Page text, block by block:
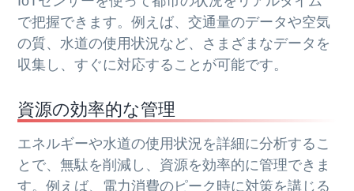
で把握できます。例えば、交通量のデータや空気
の質、水道の使用状況など、さまざまなデータを
収集し、すぐに対応することが可能です。
資源の効率的な管理
エネルギーや水道の使用状況を詳細に分析するこ
とで、無駄を削減し、資源を効率的に管理できま
す。例えば、電力消費のピーク時に対策を講じる